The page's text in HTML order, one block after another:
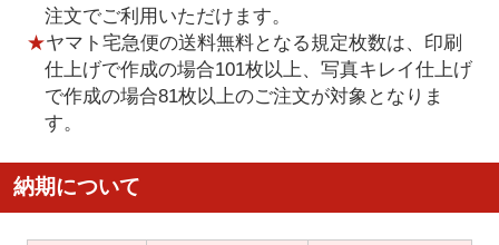
注文でご利用いただけます。
★ヤマト宅急便の送料無料となる規定枚数は、印刷
仕上げで作成の場合101枚以上、写真キレイ仕上げ
で作成の場合81枚以上のご注文が対象となりま
す。
納期について